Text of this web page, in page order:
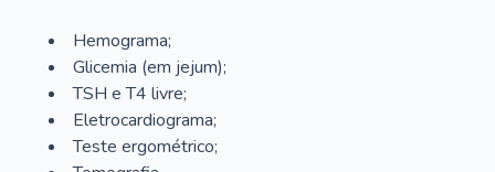
Hemograma;
Glicemia (em jejum);
TSH e T4 livre;
Eletrocardiograma;
Teste ergométrico;